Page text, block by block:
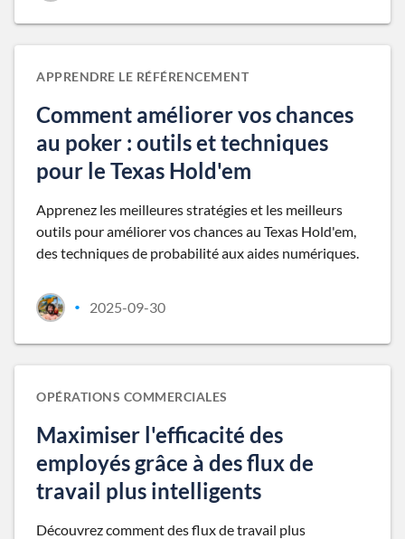
APPRENDRE LE RÉFÉRENCEMENT
Comment améliorer vos chances
au poker : outils et techniques
pour le Texas Hold'em
Apprenez les meilleures stratégies et les meilleurs
outils pour améliorer vos chances au Texas Hold'em,
des techniques de probabilité aux aides numériques.
• 2025-09-30
OPÉRATIONS COMMERCIALES
Maximiser l'efficacité des
employés grâce à des flux de
travail plus intelligents
Découvrez comment des flux de travail plus